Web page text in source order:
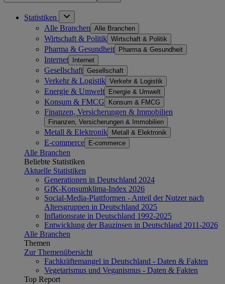
Statistiken
Alle Branchen Alle Branchen
Wirtschaft & Politik Wirtschaft & Politik
Pharma & Gesundheit Pharma & Gesundheit
Internet Internet
Gesellschaft Gesellschaft
Verkehr & Logistik Verkehr & Logistik
Energie & Umwelt Energie & Umwelt
Konsum & FMCG Konsum & FMCG
Finanzen, Versicherungen & Immobilien
Finanzen, Versicherungen & Immobilien
Metall & Elektronik Metall & Elektronik
E-commerce E-commerce
Alle Branchen
Beliebte Statistiken
Aktuelle Statistiken
Generationen in Deutschland 2024
GfK-Konsumklima-Index 2026
Social-Media-Plattformen - Anteil der Nutzer nach
Altersgruppen in Deutschland 2025
Inflationsrate in Deutschland 1992-2025
Entwicklung der Bauzinsen in Deutschland 2011-2026
Alle Branchen
Themen
Zur Themenübersicht
Fachkräftemangel in Deutschland - Daten & Fakten
Vegetarismus und Veganismus - Daten & Fakten
Top Report